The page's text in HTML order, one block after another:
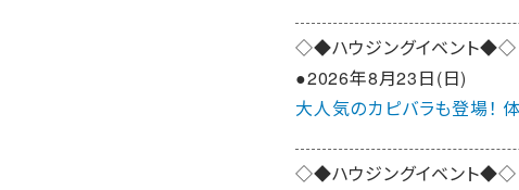
◇◆ハウジングイベント◆◇
●2026年8月23日(日)
大人気のカピバラも登場！
◇◆ハウジングイベント◆◇